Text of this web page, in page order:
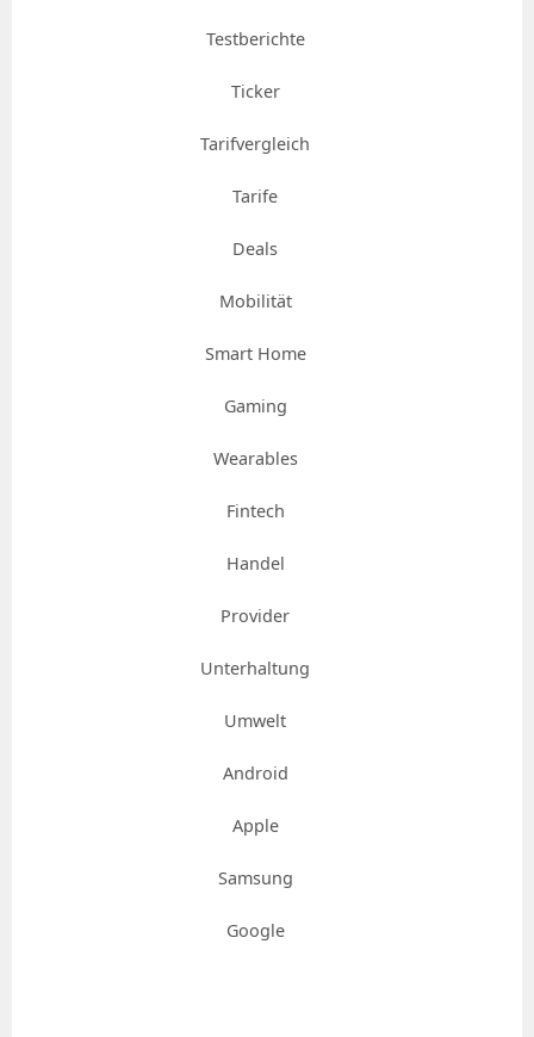
Testberichte
Ticker
Tarifvergleich
Tarife
Deals
Mobilität
Smart Home
Gaming
Wearables
Fintech
Handel
Provider
Unterhaltung
Umwelt
Android
Apple
Samsung
Google